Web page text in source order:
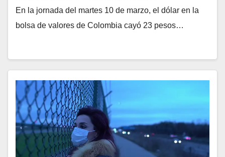
En la jornada del martes 10 de marzo, el dólar en la
bolsa de valores de Colombia cayó 23 pesos…